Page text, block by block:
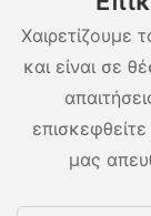
Χαιρετίζουμε
και είναι σε
μας